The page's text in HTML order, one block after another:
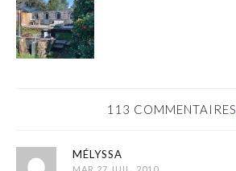
113 COMMENTAIRES
MÉLYSSA